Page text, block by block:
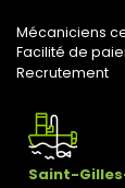
Mécaniciens
Facilité de
Recrutement
Saint-